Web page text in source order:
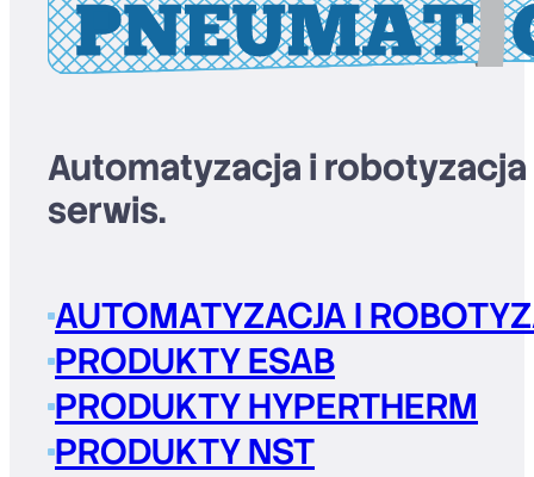
Automatyzacja i
serwis.
AUTOMATYZACJA I
PRODUKTY ESAB
PRODUKTY HYPERTHERM
PRODUKTY NST